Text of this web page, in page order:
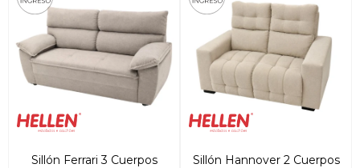
Sillón Ferrari 3 Cuerpos
Sillón Hannover 2 Cuerpos